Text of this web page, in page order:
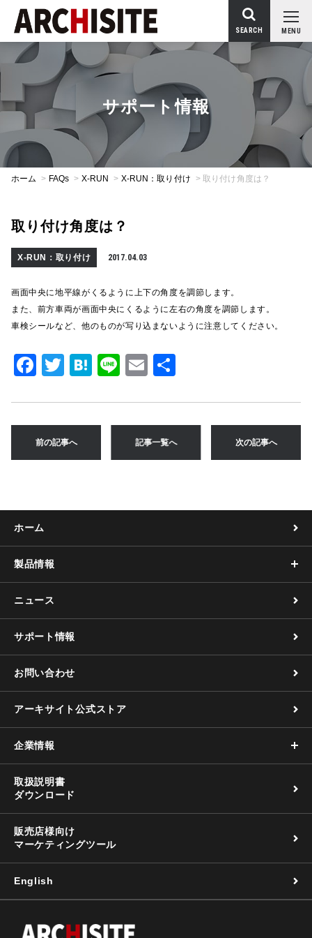
MENU
SEARCH
サポート情報
ホーム > FAQs > X-RUN > X-RUN：取り付け >取り付け角度は？
取り付け角度は？
X-RUN：取り付け 2017.04.03
画面中央に地平線がくるように上下の角度を調節します。
また、前方車両が画面中央にくるように左右の角度を調節します。
車検シールなど、他のものが写り込まないように注意してください。
F
c
e
b
k
T
it
te
r
H
e
n
a
Li
e
E
ai
l
前の記事へ 記事一覧へ 次の記事へ
ホーム
製品情報
ニュース
サポート情報
お問い合わせ
アーキサイト公式ストア
企業情報
取扱説明書
ダウンロード
販売店様向け
マーケティングツール
English